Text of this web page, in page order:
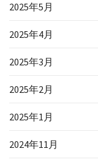
2025年5月
2025年4月
2025年3月
2025年2月
2025年1月
2024年11月